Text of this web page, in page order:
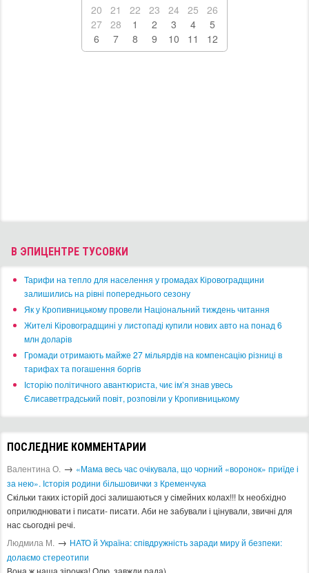
20
21 22 23 24 25
26
27 28 1 2 3 4
5
6
7 8 9 10 11 12
В ЭПИЦЕНТРЕ ТУСОВКИ
​Тарифи на тепло для населення у громадах Кіровоградщини
залишились на рівні попереднього сезону
​Як у Кропивницькому провели Національний тиждень читання
​Жителі Кіровоградщині у листопаді купили нових авто на понад 6
млн доларів
​Громади отримають майже 27 мільярдів на компенсацію різниці в
тарифах та погашення боргів
Історію політичного авантюриста, чиє ім’я знав увесь
Єлисаветградський повіт, розповіли у Кропивницькому
ПОСЛЕДНИЕ КОММЕНТАРИИ
Валентина О. → «Мама весь час очікувала, що чорний «воронок» приїде і
за нею». Історія родини більшовички з Кременчука
Скільки таких історій досі залишаються у сімейних колах!!! Іх необхідно
оприлюднювати і писати- писати. Аби не забували і цінували, звичні для
нас сьогодні речі.
Людмила М. → ​НАТО й Україна: співдружність заради миру й безпеки:
долаємо стереотипи